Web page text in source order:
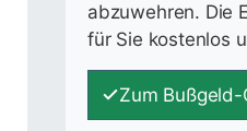
abzuwehren. Die
für Sie kostenlos
Zum Bußgeld-